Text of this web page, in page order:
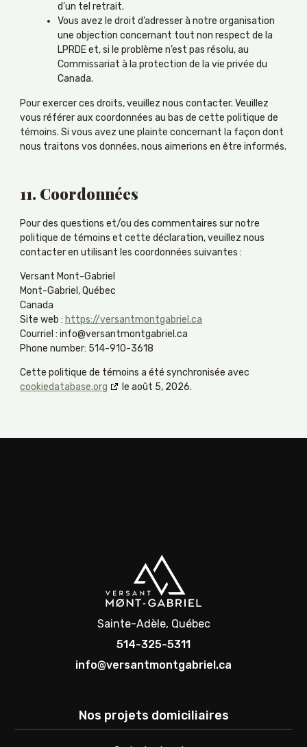
d’un tel retrait.
Vous avez le droit d’adresser à notre organisation
une objection concernant tout non respect de la
LPRDE et, si le problème n’est pas résolu, au
Commissariat à la protection de la vie privée du
Canada.
Pour exercer ces droits, veuillez nous contacter. Veuillez
vous référer aux coordonnées au bas de cette politique de
témoins. Si vous avez une plainte concernant la façon dont
nous traitons vos données, nous aimerions en être informés.
11. Coordonnées
Pour des questions et/ou des commentaires sur notre
politique de témoins et cette déclaration, veuillez nous
contacter en utilisant les coordonnées suivantes :
Versant Mont-Gabriel
Mont-Gabriel, Québec
Canada
Site web : https://versantmontgabriel.ca
Courriel :info@versantmontgabriel.ca
Phone number: 514-910-3618
Cette politique de témoins a été synchronisée avec
cookiedatabase.org
le août 5, 2026.
Nos projets domiciliaires
Sainte-Adèle, Québec
514-325-5311
info@versantmontgabriel.ca